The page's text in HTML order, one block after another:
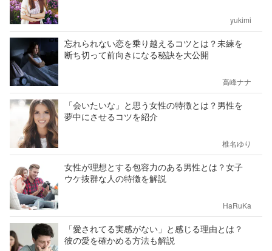
yukimi
忘れられない恋を乗り越えるコツとは？未練を
断ち切って前向きになる秘訣を大公開
高峰ナナ
「会いたいな」と思う女性の特徴とは？男性を
夢中にさせるコツを紹介
椎名ゆり
女性が理想とする包容力のある男性とは？女子
ウケ抜群な人の特徴を解説
HaRuKa
「愛されてる実感がない」と感じる理由とは？
彼の愛を確かめる方法も解説